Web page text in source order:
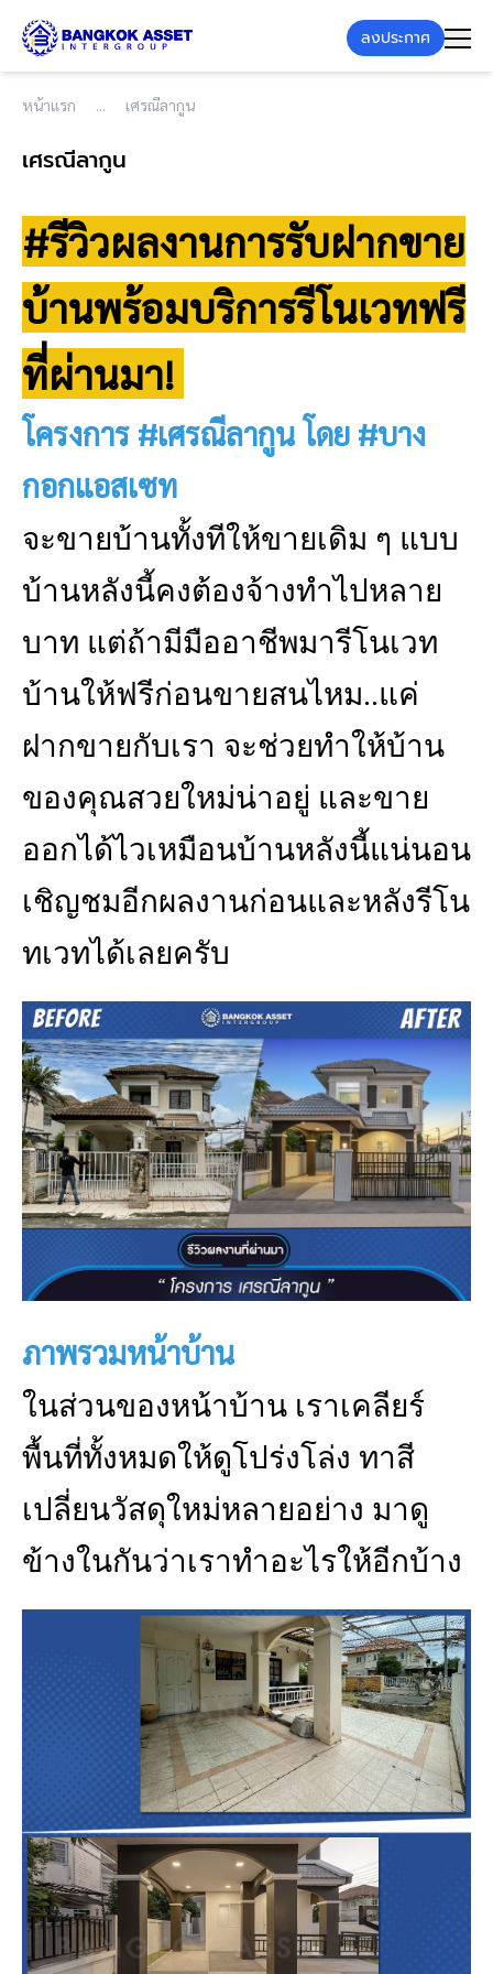
ลงประกาศ
หน้าแรก เศรณีลากูน
เศรณีลากูน
#รีวิวผลงานการรับฝากขาย
บ้านพร้อมบริการรีโนเวทฟรี
ที่ผ่านมา!
โครงการ #เศรณีลากูน โดย #บาง
กอกแอสเซท
จะขายบ้านทั้งทีให้ขายเดิม ๆ แบบ
บ้านหลังนี้คงต้องจ้างทำไปหลาย
บาท แต่ถ้ามีมืออาชีพมารีโนเวท
บ้านให้ฟรีก่อนขายสนไหม..แค่
ฝากขายกับเรา จะช่วยทำให้บ้าน
ของคุณสวยใหม่น่าอยู่ และขาย
ออกได้ไวเหมือนบ้านหลังนี้แน่นอน
เชิญชมอีกผลงานก่อนและหลังรีโน
ทเวทได้เลยครับ
ภาพรวมหน้าบ้าน
ในส่วนของหน้าบ้าน เราเคลียร์
พื้นที่ทั้งหมดให้ดูโปร่งโล่ง ทาสี
เปลี่ยนวัสดุใหม่หลายอย่าง มาดู
ข้างในกันว่าเราทำอะไรให้อีกบ้าง